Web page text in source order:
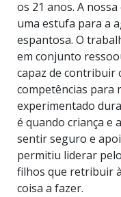
os 21 anos. A
uma estufa para a
espantosa. O
em conjunto
capaz de contribuir
competências para
experimentado
é quando criança e
sentir seguro e
permitiu liderar
filhos que retribuir
coisa a fazer.